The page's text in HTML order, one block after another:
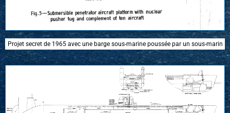
Projet secret de 1965 avec une barge sous-marine poussée par un sous-marin